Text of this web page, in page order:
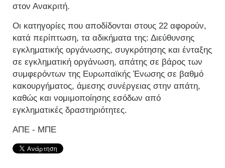
στον Ανακριτή.
Οι κατηγορίες που αποδίδονται στους 22 αφορούν,
κατά περίπτωση, τα αδικήματα της: Διεύθυνσης
εγκληματικής οργάνωσης, συγκρότησης και ένταξης
σε εγκληματική οργάνωση, απάτης σε βάρος των
συμφερόντων της Ευρωπαϊκής Ένωσης σε βαθμό
κακουργήματος, άμεσης συνέργειας στην απάτη,
καθώς και νομιμοποίησης εσόδων από
εγκληματικές δραστηριότητες.
ΑΠΕ - ΜΠΕ